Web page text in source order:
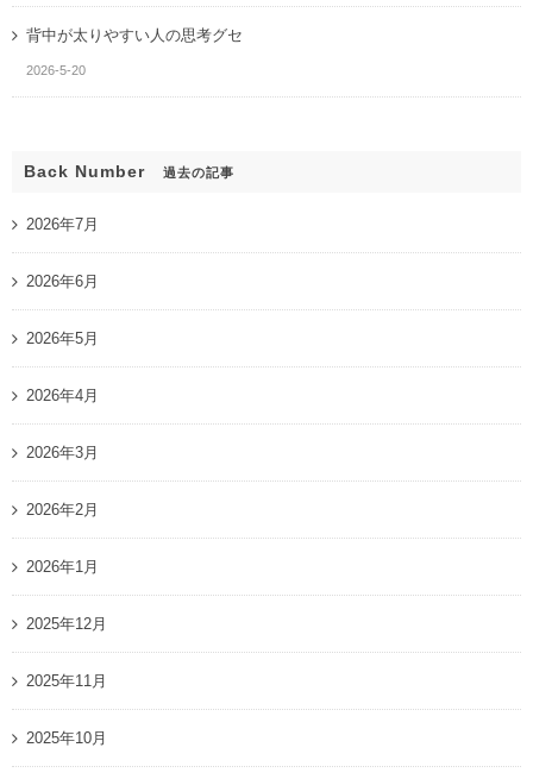
背中が太りやすい人の思考グセ
2026-5-20
Back Number 過去の記事
2026年7月
2026年6月
2026年5月
2026年4月
2026年3月
2026年2月
2026年1月
2025年12月
2025年11月
2025年10月